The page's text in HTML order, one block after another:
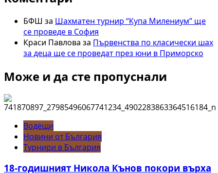
БФШ за Шахматен турнир “Купа Милениум” ще
се проведе в София
Краси Павлова за Първенства по класически шах
за деца ще се проведат през юни в Приморско
Може и да сте пропуснали
Водещи
Новини от България
Турнири в България
18-годишният Никола Кънов покори върха